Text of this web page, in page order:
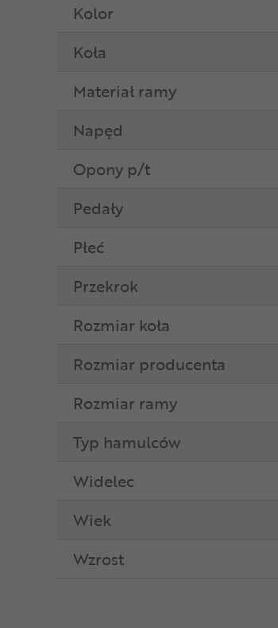
Kolor
Koła
Materiał ramy
Napęd
Opony p/t
Pedały
Płeć
Przekrok
Rozmiar koła
Rozmiar producenta
Rozmiar ramy
Typ hamulców
Widelec
Wiek
Wzrost